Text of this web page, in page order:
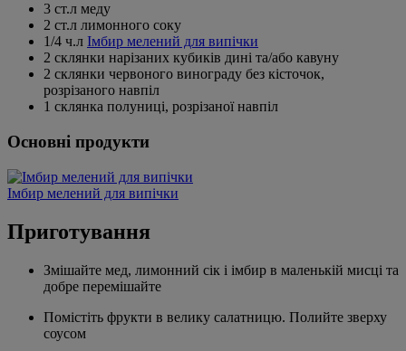
3 ст.л меду
2 ст.л лимонного соку
1/4 ч.л Імбир мелений для випічки
2 склянки нарізаних кубиків дині та/або кавуну
2 склянки червоного винограду без кісточок,
розрізаного навпіл
1 склянка полуниці, розрізаної навпіл
Основні продукти
Імбир мелений для випічки
Приготування
Змішайте мед, лимонний сік і імбир в маленькій мисці та
добре перемішайте
Помістіть фрукти в велику салатницю. Полийте зверху
соусом